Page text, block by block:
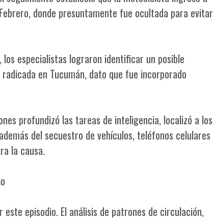
donde presuntamente fue ocultada para evitar
especialistas lograron identificar un posible
en Tucumán, dato que fue incorporado
profundizó las tareas de inteligencia, localizó a los
del secuestro de vehículos, teléfonos celulares
la causa.
episodio. El análisis de patrones de circulación,